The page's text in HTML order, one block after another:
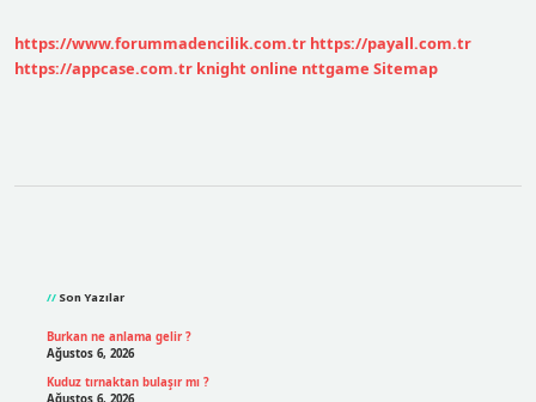
https://www.forummadencilik.com.tr https://payall.com.tr
https://appcase.com.tr knight online nttgame Sitemap
Son Yazılar
Burkan ne anlama gelir ?
Ağustos 6, 2026
Kuduz tırnaktan bulaşır mı ?
Ağustos 6, 2026